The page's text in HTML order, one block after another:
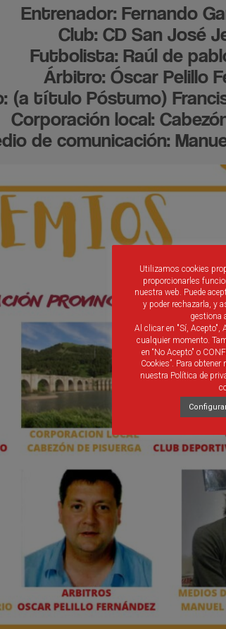
Entrenador: Fernando
Club: CD San José
Futbolista: Raúl de
Árbitro: Óscar Pelillo
(a título Póstumo)
Corporación local:
de comunicación:
Utilizamos cookies
proporcionarles
nuestra web. Puede
y poder rechazarla, y
gestiona
Al clicar en "Sí, Acepto",
cualquier momento.
en “No Acepto" o
Cookies”. Para
nuestra Política de